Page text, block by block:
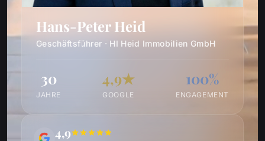
Hans-Peter Heid
Geschäftsführer · HI Heid Immobilien GmbH
30
JAHRE
4,9★
GOOGLE
100%
ENGAGEMENT
4,9